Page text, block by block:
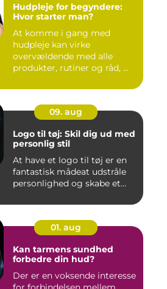
Hudpleje for begyndere:
Hvor starter man?
At komme i gang med
hudpleje kan virke
overvældende med alle
produkter, rutiner og råd, ...
09. aug
Logo til tøj: Skil dig ud med
personlig stil
At have et logo til tøj er en
fantastisk mådeat udstråle
personlighed og skabe et...
01. aug
Kan tarmens sundhed
forbedre din hud?
Der er en voksende interesse